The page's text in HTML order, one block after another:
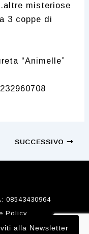
misteriose
3 coppe di
“Animelle”
SUCCESSIVO
08543430964
Policy
alla Newsletter